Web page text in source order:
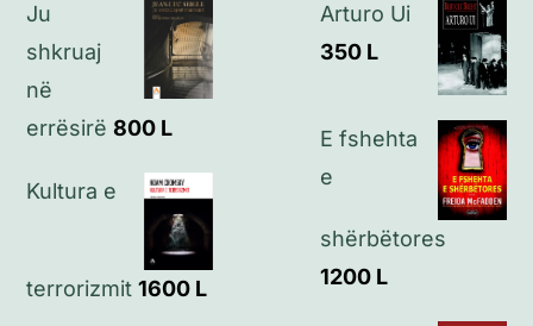
Politikat e privatësisë
Kontakt
Ju
shkruaj
në
errësirë 800 L
Kultura e
terrorizmit 1600 L
Arturo Ui
350 L
E fshehta
e
shërbëtores
1200 L